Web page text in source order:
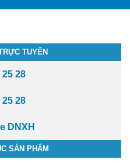
TUYẾN
25 28
25 28
DNXH
SẢN PHẨM